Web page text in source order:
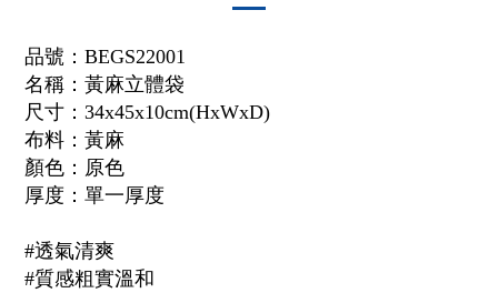
品號： BEGS22001
名稱： 黃麻立體袋
尺寸：34x45x10cm(HxWxD)
布料： 黃麻
顏色：原色
厚度： 單一厚度
#透氣清爽
#質感粗實溫和